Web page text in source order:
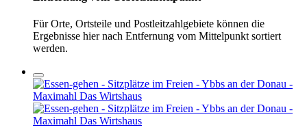
Für Orte, Ortsteile und Postleitzahlgebiete können die
Ergebnisse hier nach Entfernung vom Mittelpunkt sortiert
werden.